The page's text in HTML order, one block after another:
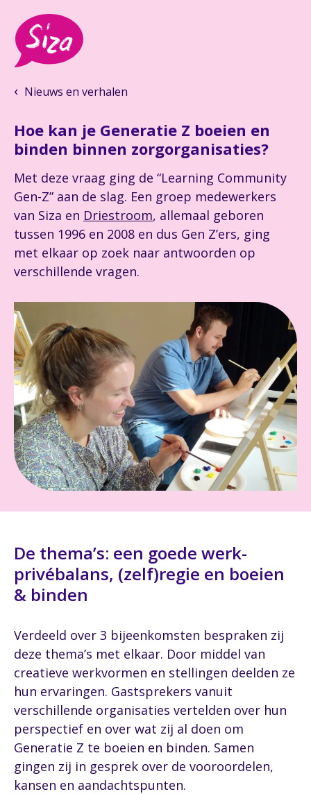
Nieuws en verhalen
Hoe kan je Generatie Z boeien en
binden binnen zorgorganisaties?
Met deze vraag ging de “Learning Community
Gen-Z” aan de slag. Een groep medewerkers
van Siza en Driestroom, allemaal geboren
tussen 1996 en 2008 en dus Gen Z’ers, ging
met elkaar op zoek naar antwoorden op
verschillende vragen.
De thema’s: een goede werk-
privébalans, (zelf)regie en boeien
& binden
Verdeeld over 3 bijeenkomsten bespraken zij
deze thema’s met elkaar. Door middel van
creatieve werkvormen en stellingen deelden ze
hun ervaringen. Gastsprekers vanuit
verschillende organisaties vertelden over hun
perspectief en over wat zij al doen om
Generatie Z te boeien en binden. Samen
gingen zij in gesprek over de vooroordelen,
kansen en aandachtspunten.